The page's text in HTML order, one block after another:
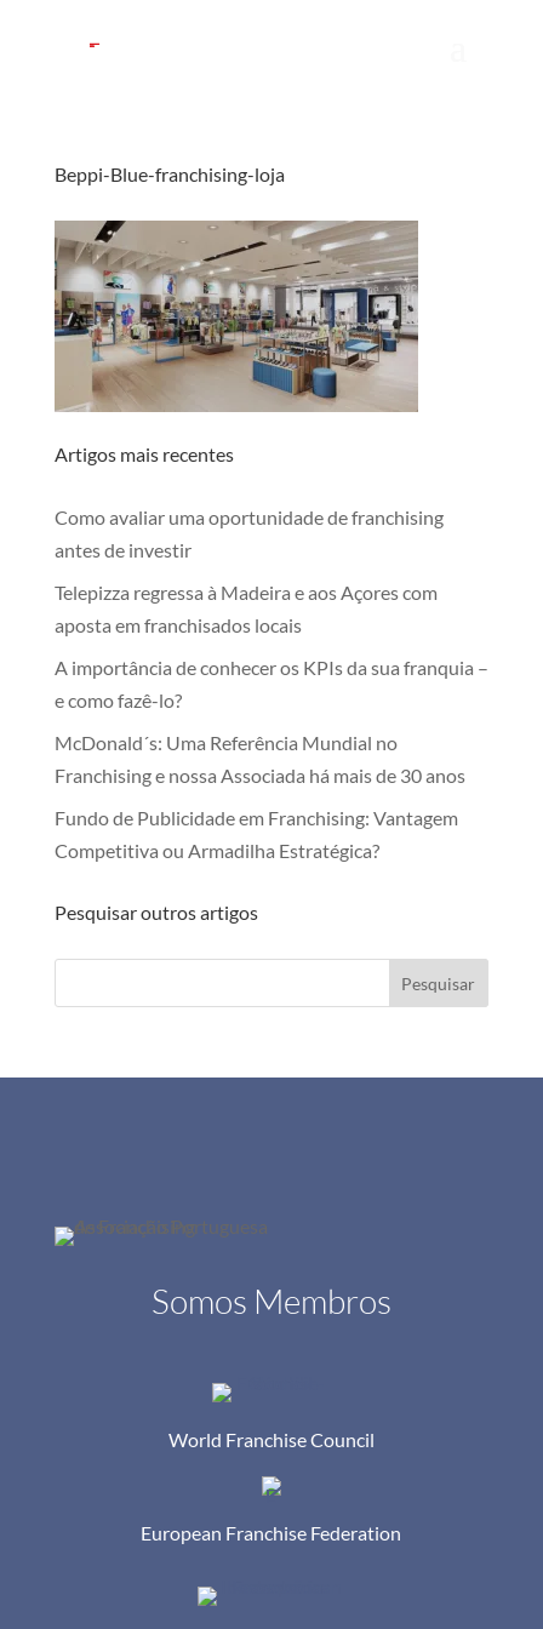
Beppi-Blue-franchising-loja
Artigos mais recentes
Como avaliar uma oportunidade de franchising
antes de investir
Telepizza regressa à Madeira e aos Açores com
aposta em franchisados locais
A importância de conhecer os KPIs da sua franquia –
e como fazê-lo?
McDonald´s: Uma Referência Mundial no
Franchising e nossa Associada há mais de 30 anos
Fundo de Publicidade em Franchising: Vantagem
Competitiva ou Armadilha Estratégica?
Pesquisar outros artigos
Pesquisar
Somos Membros
World Franchise Council
European Franchise Federation